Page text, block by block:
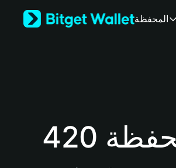
المحفظة